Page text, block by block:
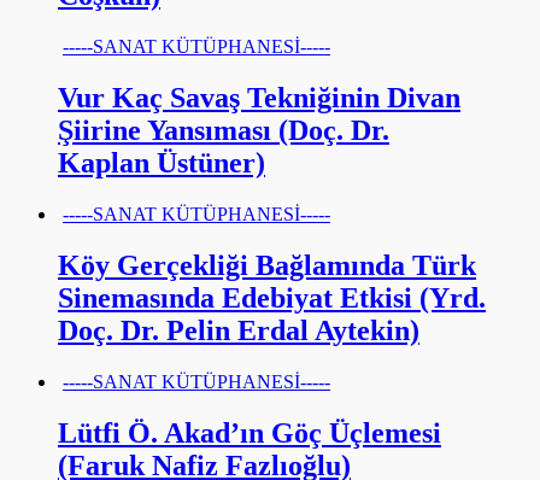
-----SANAT KÜTÜPHANESİ-----
Vur Kaç Savaş Tekniğinin Divan
Şiirine Yansıması (Doç. Dr.
Kaplan Üstüner)
-----SANAT KÜTÜPHANESİ-----
Köy Gerçekliği Bağlamında Türk
Sinemasında Edebiyat Etkisi (Yrd.
Doç. Dr. Pelin Erdal Aytekin)
-----SANAT KÜTÜPHANESİ-----
Lütfi Ö. Akad’ın Göç Üçlemesi
(Faruk Nafiz Fazlıoğlu)